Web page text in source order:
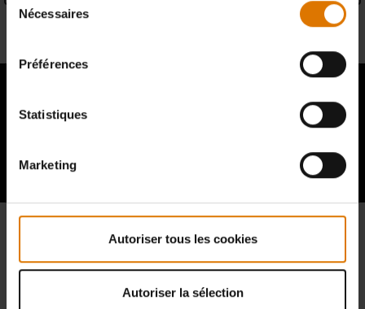
Nécessaires
Préférences
Statistiques
Marketing
Autoriser tous les cookies
Autoriser la sélection